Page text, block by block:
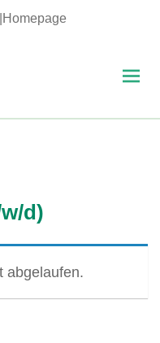
Homepage
d)
abgelaufen.